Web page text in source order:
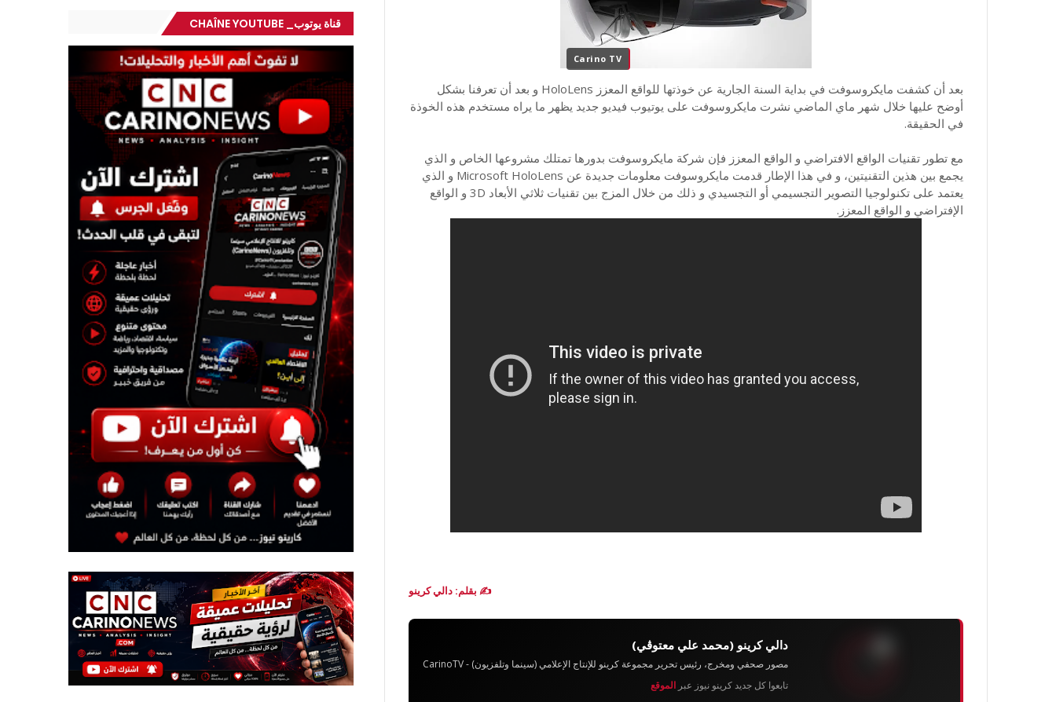
Carino TV
بعد أن كشفت مايكروسوفت في بداية السنة الجارية عن خوذتها للواقع المعزز HoloLens و بعد أن تعرفنا بشكل
أوضح عليها خلال شهر ماي الماضي نشرت مايكروسوفت على يوتيوب فيديو جديد يظهر ما يراه مستخدم هذه الخوذة
في الحقيقة.
مع تطور تقنيات الواقع الافتراضي و الواقع المعزز فإن شركة مايكروسوفت بدورها تمتلك مشروعها الخاص و الذي
يجمع بين هذين التقنيتين، و في هذا الإطار قدمت مايكروسوفت معلومات جديدة عن Microsoft HoloLens و الذي
يعتمد على تكنولوجيا التصوير التجسيمي أو التجسيدي و ذلك من خلال المزج بين تقنيات ثلاثي الأبعاد 3D و الواقع
الإفتراضي و الواقع المعزز.
✍️ بقلم: دالي كرينو
دالي كرينو (محمد علي معتوڨي)
مصور صحفي ومخرج، رئيس تحرير مجموعة كرينو للإنتاج الإعلامي (سينما وتلفزيون) - CarinoTV
تابعوا كل جديد كرينو نيوز عبرالموقع
قناة يوتوب_ CHAÎNE YOUTUBE